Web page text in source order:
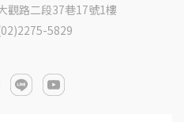
觀路二段37巷17號1樓
5829